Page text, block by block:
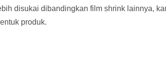
disukai dibandingkan film shrink lainnya,
produk.